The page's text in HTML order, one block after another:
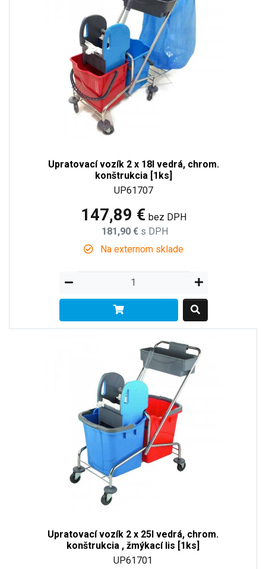
Upratovací vozík 2 x 18l vedrá, chrom.
konštrukcia [1ks]
UP61707
147,89 € bez DPH
181,90 € s DPH
Na externom sklade
Upratovací vozík 2 x 25l vedrá, chrom.
konštrukcia , žmýkací lis [1ks]
UP61701